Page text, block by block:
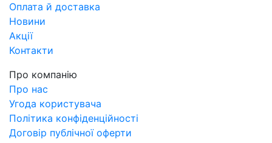
Оплата й доставка
Новини
Акції
Контакти
Про компанію
Про нас
Угода користувача
Політика конфіденційності
Договір публічної оферти